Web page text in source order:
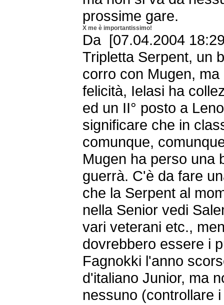
prossime gare.
X me è importantissimo!
Da [07.04.2004
Tripletta Serpent, un
corro con Mugen,
felicità, Ielasi ha
ed un II° posto a
significare che in
comunque,
Mugen ha perso una
guerrà. C'è da fare
che la Serpent al
nella Senior vedi
vari veterani etc.,
dovrebbero essere i
Fagnokki l'anno
d'italiano Junior, ma
nessuno (controllare